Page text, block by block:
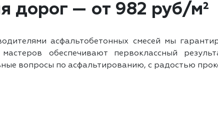
дорог — от 982 руб/м²
асфальтобетонных смесей мы
обеспечивают первоклассный
вопросы по асфальтированию, с радостью